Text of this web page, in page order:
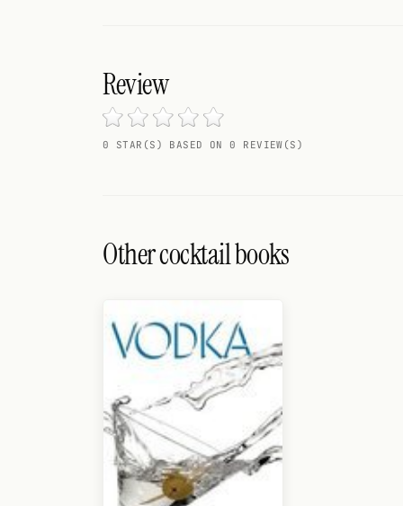
Review
0 STAR(S) BASED ON 0 REVIEW(S)
Other cocktail books